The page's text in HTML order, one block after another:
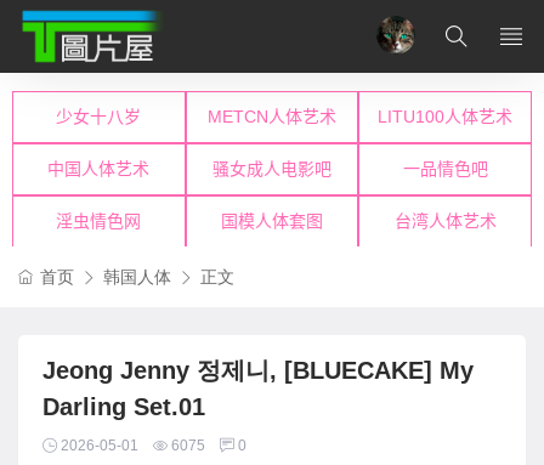
首页 韩国人体 正文
Jeong Jenny 정제니, [BLUECAKE] My
Darling Set.01
2026-05-01 6075 0